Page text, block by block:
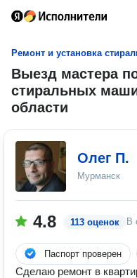
Ремонт и установка
Выезд мастера
стиральных
области
Олег П.
Мурманск
4.8 113 оценок В
Паспорт проверен
Сделаю ремонт в